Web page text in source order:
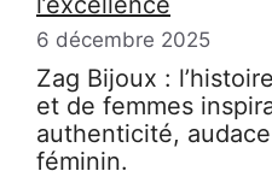
6 décembre 2025
Zag Bijoux :
et de femmes
authenticité,
féminin.